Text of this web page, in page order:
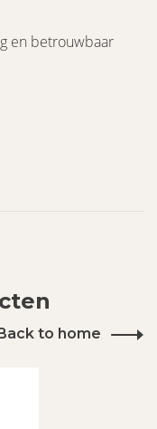
en betrouwbaar
Back to home